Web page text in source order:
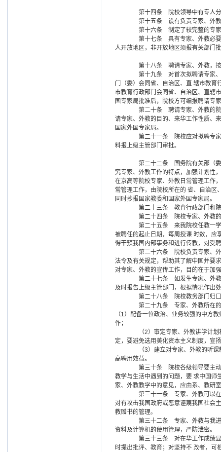
第十四条 院校领导中有专人分
第十五条 设有负责专家、外教
第十六条 制定了较完整的专家
第十七条 具有专家、外教必要
人开放地区，非开放地区须报有关部门
第十八条 聘请专家、外教，按
第十九条 对首次拟聘请专家、
门（委）会同省、自治区、直 辖市教育
市教育行政部门会同省、自治区、直辖
国专家局批准后，院校方可编报聘请专
第二十条 聘请专家、外教的院
请专家、外教的目的、来华工作性质、
国家外国专家局。
第二十一条 院校应对拟聘专家
料报上级主管部门审批。
第二十二条 国务院有关部（委
究专家、外教工作的特点，加强计划性
在京高等院校专家、外教日常管理工作
常管理工作，由院校所在的 省、自治区
同时抄报国家教委和国家外国专家局。
第二十三条 教育行政部门和院
第二十四条 院校专家、外教的
第二十五条 来我院校任教一学
被聘任的起止日期，每周授课 时数，应
得干预我国内部事务和进行传教，对受
第二十六条 院校负责专家、外
法令及有关规定，帮助其了解中国并要
对专家、外教的宣传工作，目的在于加
第二十七条 如发生专家、外教
及时报告上级主管部门，根据情况作出
第二十八条 院校教务部门归口
第二十九条 专家、外教所在的
（1）配备一位政治、业务较强的中方
作；
（2）审定专家、外教讲学计划
定，要避免选用美化资本主义制度，宣
（3）建立对专家、外教的听课
高聘用效益。
第三十条 院校各级领导要主动
教学与生活中遇到的问题，要 求中国师
家、外教教学中的意见，应由系、教研
第三十一条 专家、外教可以在
对有攻击我国政府或恶意诬蔑我国社会
教赠书的管理。
第三十二条 专家、外教与我进
资料及计算机的使用管理，严防泄密。
第三十三条 对在华工作成绩显
时提出批评、教育；对坚持不 改者，可